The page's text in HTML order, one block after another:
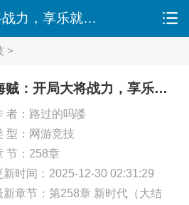
>
海贼：开局大将战力，享乐就变强
者： 路过的吗喽
型： 网游竞技
节：258章
新时间：2025-12-30 02:31:29
新章节： 第258章 新时代（大结
海贼：开局大将战力，享乐就变强